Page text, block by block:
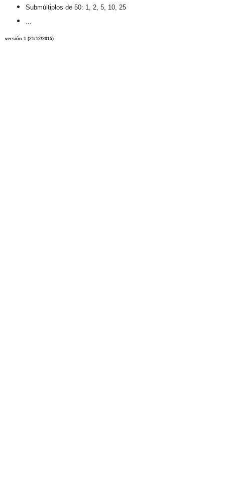
Submúltiplos de 50: 1, 2, 5, 10, 25
...
versión 1 (21/12/2015)